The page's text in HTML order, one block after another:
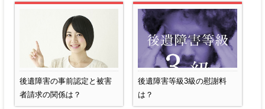
後遺障害の事前認定と被害
者請求の関係は？
後遺障害等級3級の慰謝料
は？